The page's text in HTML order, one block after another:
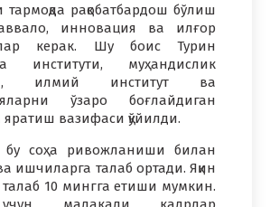
тармоқда рақобатбардош бўлиш
инновация ва илғор
керак. Шу боис Турин
институти, муҳандислик
илмий институт ва
ўзаро боғлайдиган
яратиш вазифаси қўйилди.
бу соҳа ривожланиши билан
ишчиларга талаб ортади. Яқин
10 мингга етиши мумкин.